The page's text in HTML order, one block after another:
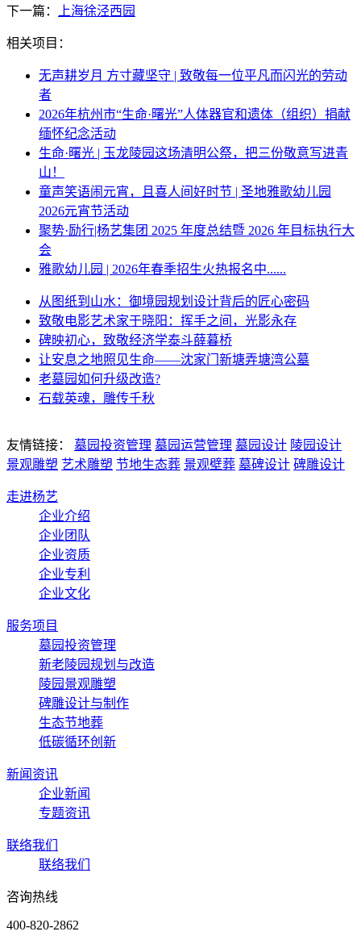
下一篇：
上海徐泾西园
相关项目：
无声耕岁月 方寸藏坚守 | 致敬每一位平凡而闪光的劳动
者
2026年杭州市“生命·曙光”人体器官和遗体（组织）捐献
缅怀纪念活动
生命·曙光 | 玉龙陵园这场清明公祭，把三份敬意写进青
山！
童声笑语闹元宵，且喜人间好时节 | 圣地雅歌幼儿园
2026元宵节活动
聚势·励行|杨艺集团 2025 年度总结暨 2026 年目标执行大
会
雅歌幼儿园 | 2026年春季招生火热报名中......
从图纸到山水：御境园规划设计背后的匠心密码
致敬电影艺术家于晓阳：挥手之间，光影永存
碑映初心，致敬经济学泰斗薛暮桥
让安息之地照见生命——沈家门新塘弄塘湾公墓
老墓园如何升级改造?
石载英魂，雕传千秋
友情链接： 墓园投资管理 墓园运营管理 墓园设计 陵园设计
景观雕塑 艺术雕塑 节地生态葬 景观壁葬 墓碑设计 碑雕设计
走进杨艺
企业介绍
企业团队
企业资质
企业专利
企业文化
服务项目
墓园投资管理
新老陵园规划与改造
陵园景观雕塑
碑雕设计与制作
生态节地葬
低碳循环创新
新闻资讯
企业新闻
专题资讯
联络我们
联络我们
咨询热线
400-820-2862